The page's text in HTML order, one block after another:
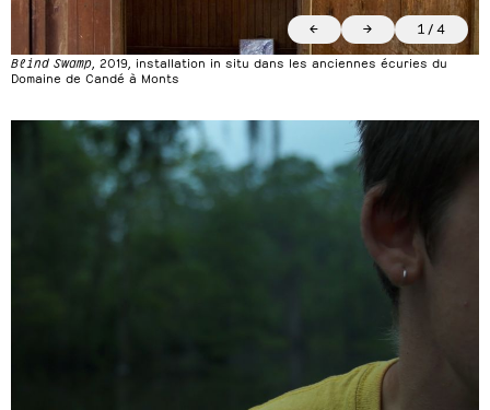
← → 1 /4
Blind Swamp , 2019, installation in situ dans les anciennes écuries du
Domaine de Candé à Monts